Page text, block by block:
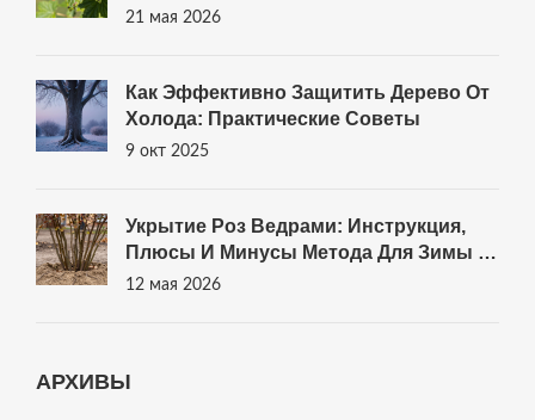
Методы Борьбы
21 мая 2026
Как Эффективно Защитить Дерево От
Холода: Практические Советы
9 окт 2025
Укрытие Роз Ведрами: Инструкция,
Плюсы И Минусы Метода Для Зимы В
Санкт-Петербурге
12 мая 2026
АРХИВЫ